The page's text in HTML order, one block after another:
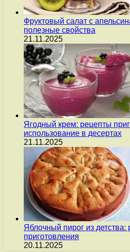
Фруктовый салат с
полезные свойства
21.11.2025
Ягодный крем: рецепты
использование в десертах
21.11.2025
Яблочный пирог из детства:
приготовления
20.11.2025